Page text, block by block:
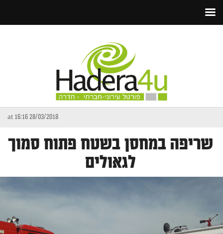
28/03/2018 at 16:16
שריפה במחסן בשטח פתוח סמוך
לגאולים